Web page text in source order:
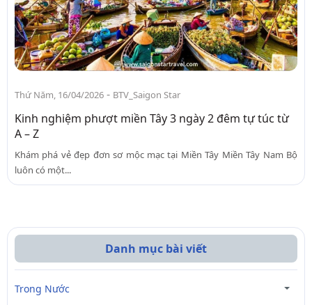
Thứ Năm, 16/04/2026 - BTV_Saigon Star
Kinh nghiệm phượt miền Tây 3 ngày 2 đêm tự túc từ
A – Z
Khám phá vẻ đẹp đơn sơ mộc mạc tại Miền Tây Miền Tây Nam Bộ
luôn có một...
Danh mục bài viết
Trong Nước